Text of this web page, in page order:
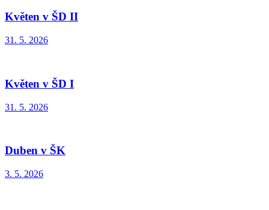
Květen v ŠD II
31. 5. 2026
Květen v ŠD I
31. 5. 2026
Duben v ŠK
3. 5. 2026